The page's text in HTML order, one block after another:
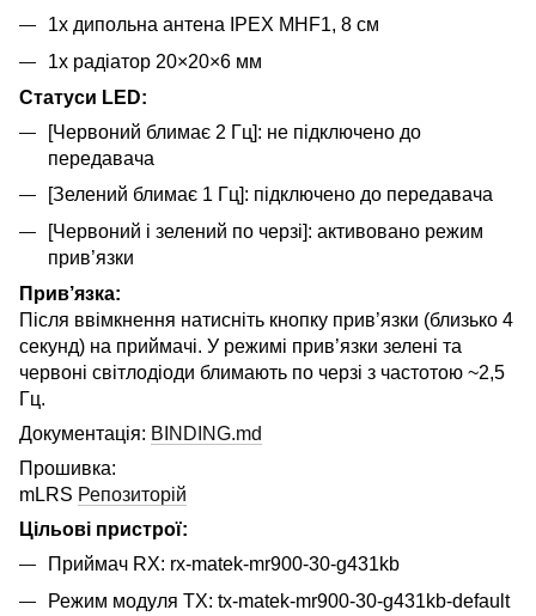
1x дипольна антена IPEX MHF1, 8 см
1x радіатор 20×20×6 мм
Статуси LED:
[Червоний блимає 2 Гц]: не підключено до
передавача
[Зелений блимає 1 Гц]: підключено до передавача
[Червоний і зелений по черзі]: активовано режим
прив’язки
Прив’язка:
Після ввімкнення натисніть кнопку прив’язки (близько 4
секунд) на приймачі. У режимі прив’язки зелені та
червоні світлодіоди блимають по черзі з частотою ~2,5
Гц.
Документація: BINDING.md
Прошивка:
mLRS Репозиторій
Цільові пристрої:
Приймач RX: rx-matek-mr900-30-g431kb
Режим модуля TX: tx-matek-mr900-30-g431kb-default